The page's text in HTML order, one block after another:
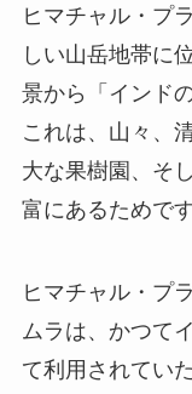
ヒマチャル・プ
しい山岳地帯に
景から「インド
これは、山々、
大な果樹園、そ
富にあるためです
ヒマチャル・プ
ムラは、かつて
て利用されてい